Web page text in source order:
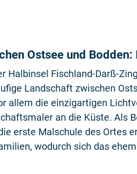
Ostsee und
Halbinsel Fischland-Darß-
Landschaft zwischen
allem die einzigartigen
an die Küste. Als
erste Malschule des Ortes
wodurch sich das